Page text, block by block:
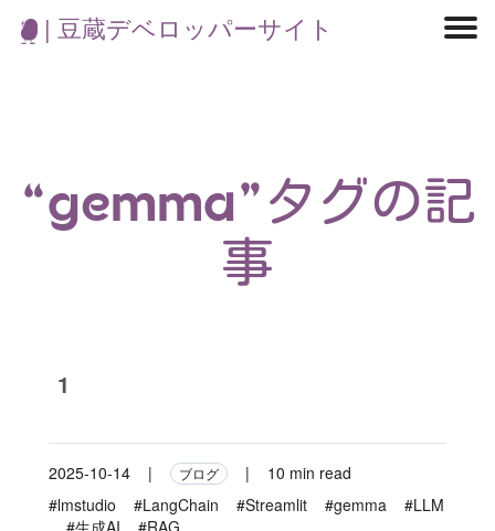
| 豆蔵デベロッパーサイト
“gemma”タグの記
事
1
2025-10-14 | ブログ |
10 min read
#lmstudio
#LangChain #Streamlit #gemma
#LLM